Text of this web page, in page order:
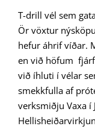
T-drill vél sem
Ör vöxtur
hefur áhrif víðar.
en við höfum
við íhluti í vélar
smekkfulla af
verksmiðju Vaxa